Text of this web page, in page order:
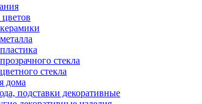
стекла
стекла
дома
подставки декоративные